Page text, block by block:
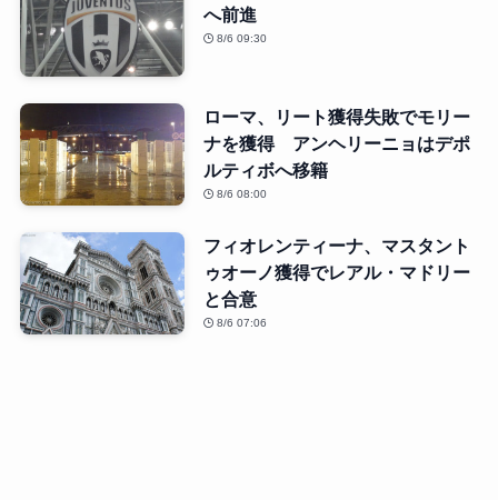
へ前進
8/6 09:30
ローマ、リート獲得失敗でモリー
ナを獲得 アンヘリーニョはデポ
ルティボへ移籍
8/6 08:00
フィオレンティーナ、マスタント
ゥオーノ獲得でレアル・マドリー
と合意
8/6 07:06